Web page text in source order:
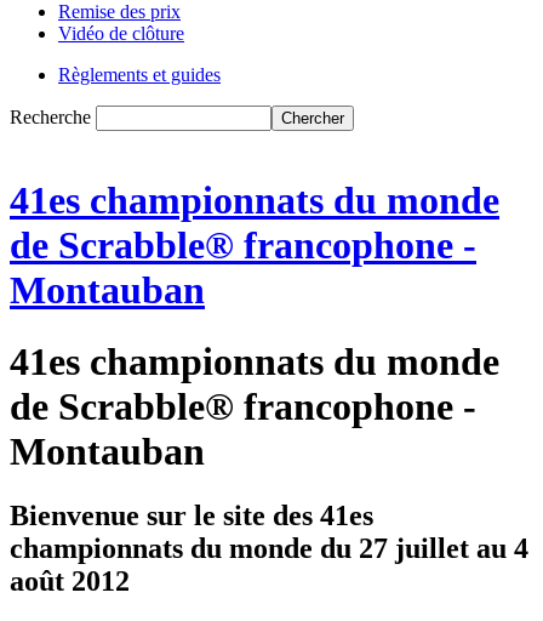
Remise des prix
Vidéo de clôture
Règlements et guides
Recherche
41es championnats du monde
de Scrabble® francophone -
Montauban
41es championnats du monde
de Scrabble® francophone -
Montauban
Bienvenue sur le site des 41es
championnats du monde du 27 juillet au 4
août 2012